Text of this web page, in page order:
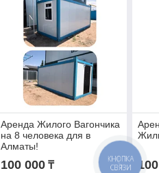
Аренда Жилого Вагончика
на 8 человека для в
Алматы!
100 000₸
КНОПКА
СВЯЗИ